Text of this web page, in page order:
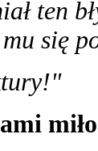
ten
się